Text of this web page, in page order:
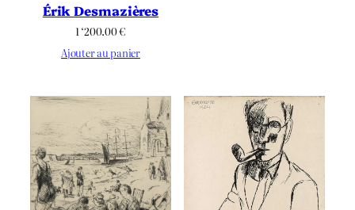
Érik Desmazières
1 ‘200.00€
Ajouter au panier